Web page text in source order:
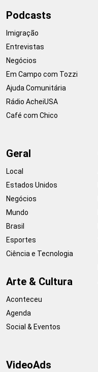
Podcasts
Imigração
Entrevistas
Negócios
Em Campo com Tozzi
Ajuda Comunitária
Rádio AcheiUSA
Café com Chico
Geral
Local
Estados Unidos
Negócios
Mundo
Brasil
Esportes
Ciência e Tecnologia
Arte & Cultura
Aconteceu
Agenda
Social & Eventos
VideoAds